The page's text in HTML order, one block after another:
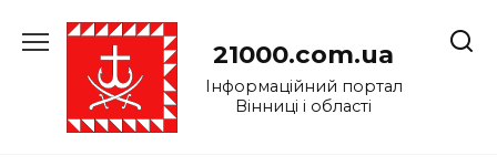
до
21000.com.ua
Інформаційний портал
Вінниці і області